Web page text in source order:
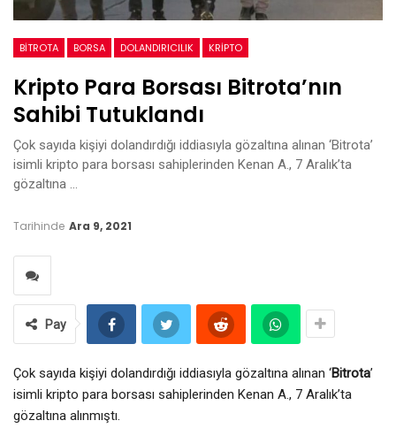
BITROTA BORSA DOLANDIRICILIK KRIPTO
Kripto Para Borsası Bitrota’nın
Sahibi Tutuklandı
Çok sayıda kişiyi dolandırdığı iddiasıyla gözaltına alınan ‘Bitrota’
isimli kripto para borsası sahiplerinden Kenan A., 7 Aralık’ta
gözaltına …
Tarihinde Ara 9, 2021
Pay
Çok sayıda kişiyi dolandırdığı iddiasıyla gözaltına alınan ‘Bitrota’
isimli kripto para borsası sahiplerinden Kenan A., 7 Aralık’ta
gözaltına alınmıştı.